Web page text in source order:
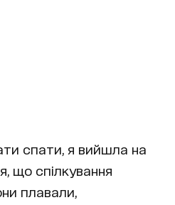
спати, я вийшла на
що спілкування
плавали,